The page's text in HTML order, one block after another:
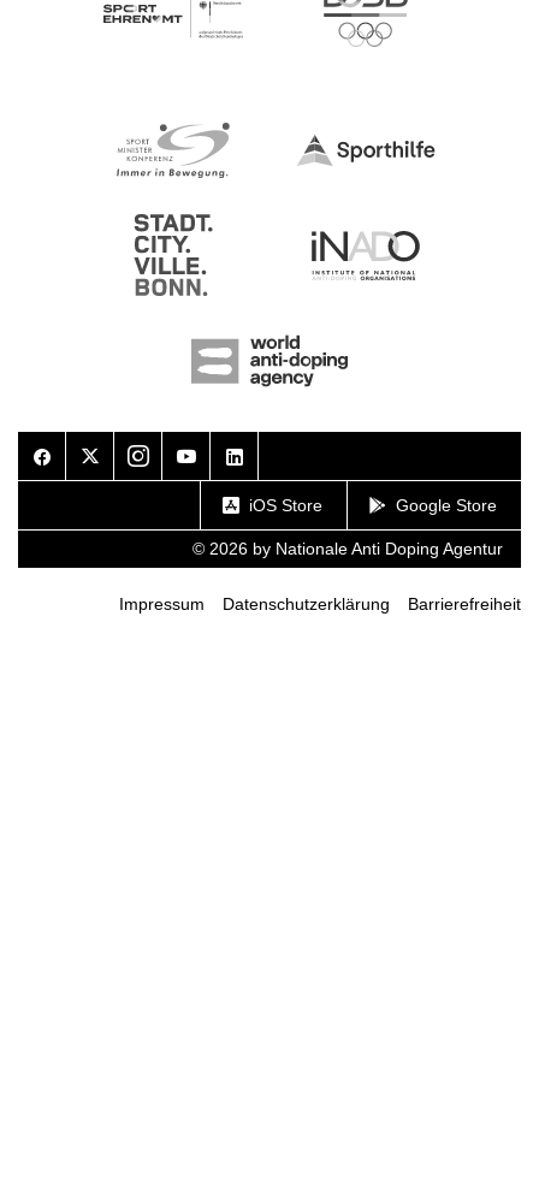
FacebookTwitterInstagramYoutubeLinkedIn
iOS Store Google Store
© 2026 by Nationale Anti Doping Agentur
Impressum Datenschutzerklärung Barrierefreiheit